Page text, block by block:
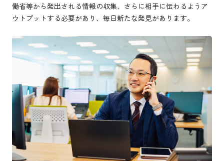
働省等から発出される情報の収集、さらに相手に伝わるようア
ウトプットする必要があり、毎日新たな発見があります。